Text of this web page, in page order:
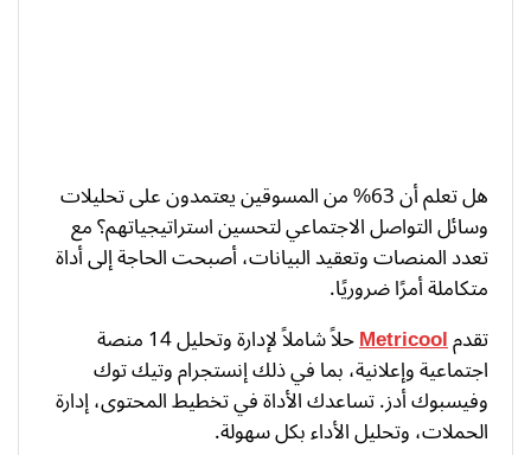
هل تعلم أن 63% من المسوقين يعتمدون على تحليلات
وسائل التواصل الاجتماعي لتحسين استراتيجياتهم؟ مع
تعدد المنصات وتعقيد البيانات، أصبحت الحاجة إلى أداة
متكاملة أمرًا ضروريًا.
تقدمMetricool حلاً شاملاً لإدارة وتحليل 14 منصة
اجتماعية وإعلانية، بما في ذلك إنستجرام وتيك توك
وفيسبوك أدز. تساعدك الأداة في تخطيط المحتوى، إدارة
الحملات، وتحليل الأداء بكل سهولة.